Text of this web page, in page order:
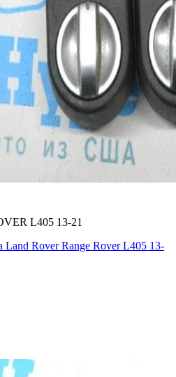
L405 13-21
Rover Range Rover L405 13-